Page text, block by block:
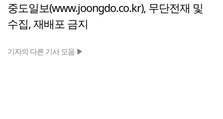
중도일보(www.joongdo.co.kr), 무단전재 및
수집, 재배포 금지
기자의 다른 기사 모음 ▶